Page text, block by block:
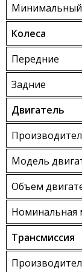
Минимальный
Колеса
Передние
Задние
Двигатель
Модель
Объем
Номинальная
Трансмиссия